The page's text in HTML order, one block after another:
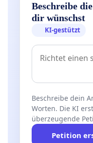
Beschreibe
dir wünschst
KI-gestützt
Beschreibe dein
Worten. Die KI
überzeugende
Petition